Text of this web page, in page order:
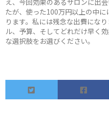
え、今回効果のあるサロンに出
たが、使った100万円以上の中
ります。私には残念な出費にな
ル、予算、そしてどれだけ早く
な選択肢をお選びください。